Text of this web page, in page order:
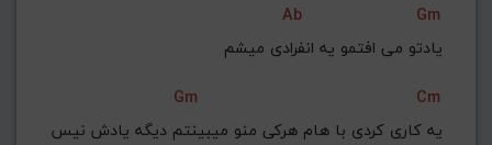
Ab
Gm
یادتو می افتمو یه انفرادی میشم
Gm
Cm
یه کاری کردی با هام هرکی منو میبینتم دیگه یادش نیس